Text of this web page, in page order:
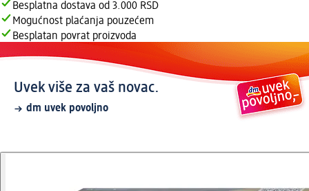
Besplatna dostava od 3.000 RSD
Mogućnost plaćanja pouzećem
Besplatan povrat proizvoda
Uvek više za vaš novac.
dm uvek povoljno